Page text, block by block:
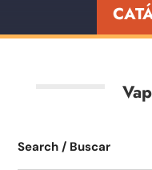
Search / Buscar